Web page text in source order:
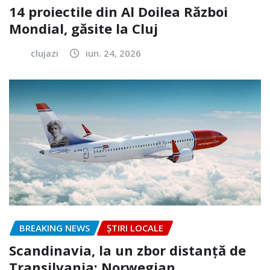
14 proiectile din Al Doilea Război
Mondial, găsite la Cluj
clujazi iun. 24, 2026
BREAKING NEWS ȘTIRI LOCALE
Scandinavia, la un zbor distanță de